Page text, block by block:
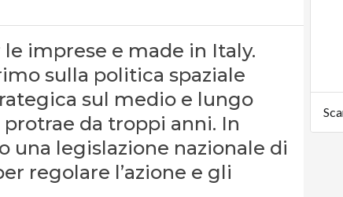
imprese e made in Italy.
sulla politica spaziale
sul medio e lungo
da troppi anni. In
una legislazione nazionale di
regolare l’azione e gli